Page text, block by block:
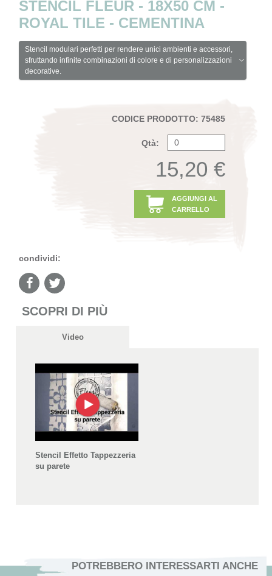
STENCIL FLEUR - 18X50 CM -
ROYAL TILE - CEMENTINA
Stencil modulari perfetti per rendere unici ambienti e accessori,
sfruttando infinite combinazioni di colore e di personalizzazioni
decorative.
CODICE PRODOTTO: 75485
Qtà:
15,20 €
AGGIUNGI AL
CARRELLO
condividi:
SCOPRI DI PIÙ
Video
Stencil Effetto Tappezzeria
su parete
POTREBBERO INTERESSARTI ANCHE